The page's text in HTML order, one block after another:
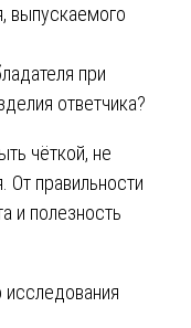
выпускаемого
при
ответчика?
чёткой, не
От правильности
и полезность